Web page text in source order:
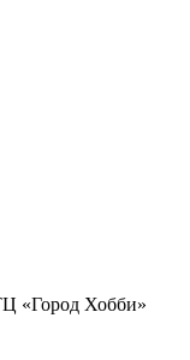
«Город Хобби»